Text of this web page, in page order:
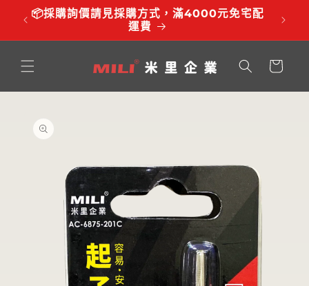
跳至內
容
📦採購詢價請見採購方式，滿4000元免宅配
運費
⏰服
物
品資訊